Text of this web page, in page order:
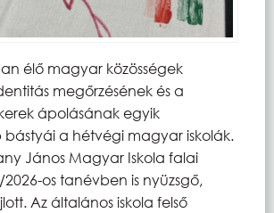
élő magyar közösségek
megőrzésének és a
ápolásának egyik
a hétvégi magyar iskolák.
János Magyar Iskola falai
os tanévben is nyüzsgő,
Az általános iskola felső